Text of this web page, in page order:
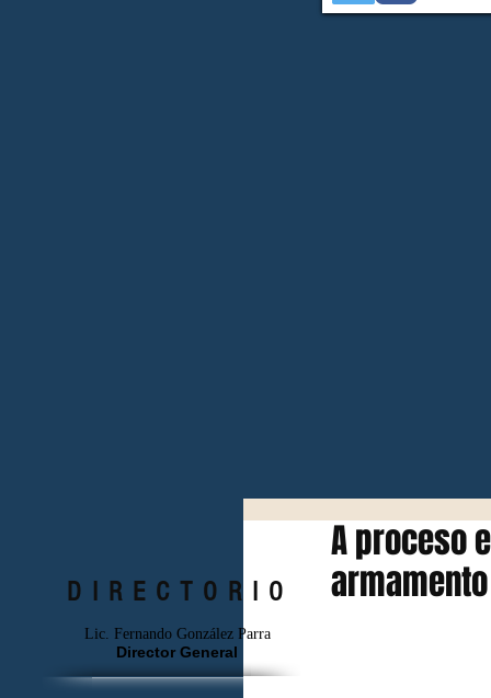
A proceso
armamento
DIRECTORIO
Lic. Fernando González Parra
Director General